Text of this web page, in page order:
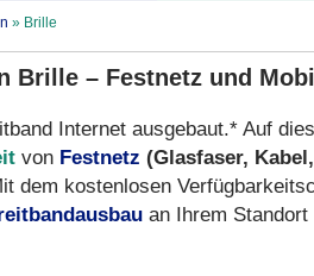
» Brille
Brille – Festnetz und
Internet ausgebaut.* Auf
von Festnetz (Glasfaser,
dem kostenlosen
an Ihrem